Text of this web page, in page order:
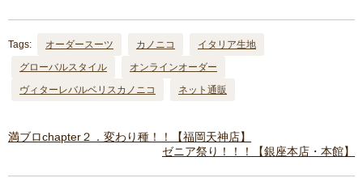
Tags: オーダースーツ カノニコ
イタリア生地
グローバルスタイル
オンラインオーダー
ヴィターレバルベリスカノニコ
ネット通販
満ブロchapter２．変わり種！！【福岡天神店】
ゼニア祭り！！！【銀座本店・本館】